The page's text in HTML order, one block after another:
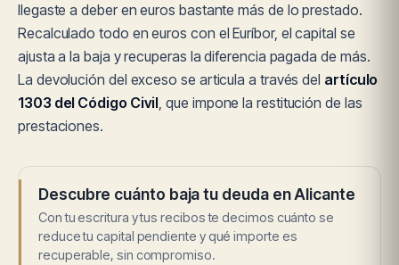
llegaste a deber en euros bastante más de lo prestado.
Recalculado todo en euros con el Euríbor, el capital se
ajusta a la baja y recuperas la diferencia pagada de más.
La devolución del exceso se articula a través del artículo
1303 del Código Civil, que impone la restitución de las
prestaciones.
Descubre cuánto baja tu deuda en Alicante
Con tu escritura y tus recibos te decimos cuánto se
reduce tu capital pendiente y qué importe es
recuperable, sin compromiso.